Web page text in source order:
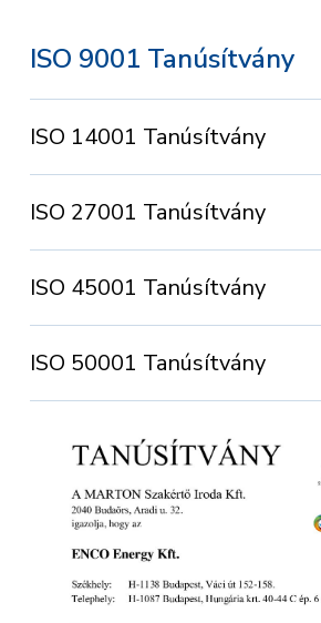
ISO 9001 Tanúsítvány
ISO 14001 Tanúsítvány
ISO 27001 Tanúsítvány
ISO 45001 Tanúsítvány
ISO 50001 Tanúsítvány